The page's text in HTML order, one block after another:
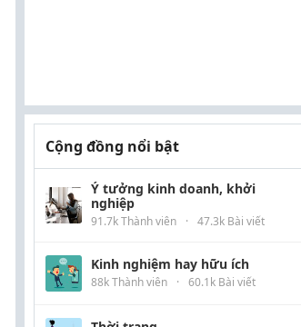
Cộng đồng nổi bật
Ý tưởng kinh doanh, khởi
nghiệp
91.7k Thành viên · 47.3k Bài viết
Kinh nghiệm hay hữu ích
88k Thành viên · 60.1k Bài viết